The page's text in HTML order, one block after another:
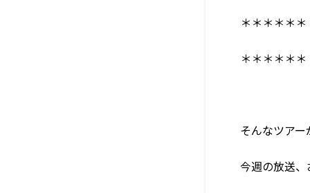
＊＊＊＊＊＊
＊＊＊＊＊＊
そんなツア
今週の放送